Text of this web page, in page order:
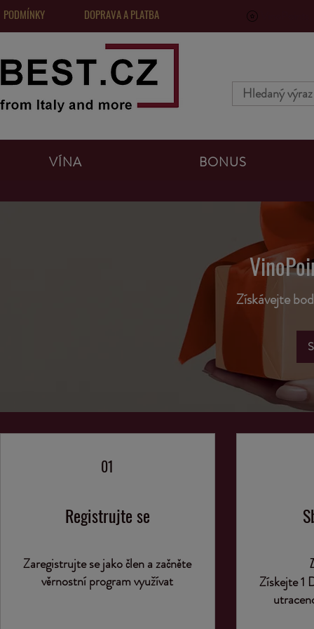
DOPRAVA A PLATBA
VÍNA BONUS
Získávejte
01
Registrujte se
Zaregistrujte se jako člen a začněte
věrnostní program využívat
Získejte 1